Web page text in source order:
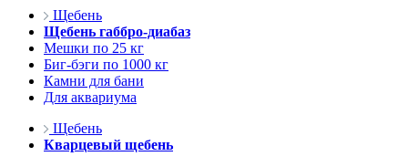
Щебень
Щебень габбро-диабаз
Мешки по 25 кг
Биг-бэги по 1000 кг
Камни для бани
Для аквариума
Щебень
Кварцевый щебень